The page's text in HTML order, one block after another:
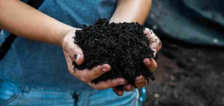
English (United States)
Spanish (Spain)
Spanish (Latin America)
German